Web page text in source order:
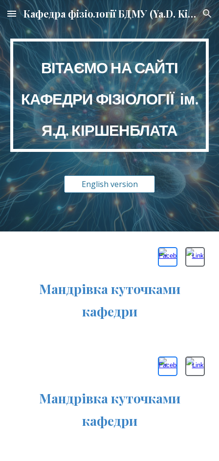
Skip to main content Skip to navigation
Кафедра фізіології БДМУ (Ya.D. Kirshenblat Department of Physiology, BSMU)
ВІТАЄМО НА САЙТІ
КАФЕДРИ ФІЗІОЛОГІЇ ім.
Я.Д. КІРШЕНБЛАТА
English version
Мандрівка куточками
кафедри
Мандрівка куточками
кафедри